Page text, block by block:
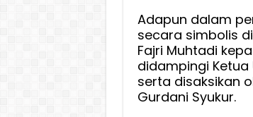
Adapun dalam
secara simbolis
Fajri Muhtadi
didampingi Ketua
serta disaksikan
Gurdani Syukur.